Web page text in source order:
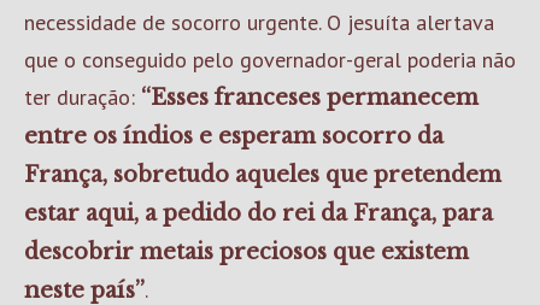
necessidade de socorro urgente. O jesuíta alertava
que o conseguido pelo governador-geral poderia não
ter duração: “Esses franceses permanecem
entre os índios e esperam socorro da
França, sobretudo aqueles que pretendem
estar aqui, a pedido do rei da França, para
descobrir metais preciosos que existem
neste país”.